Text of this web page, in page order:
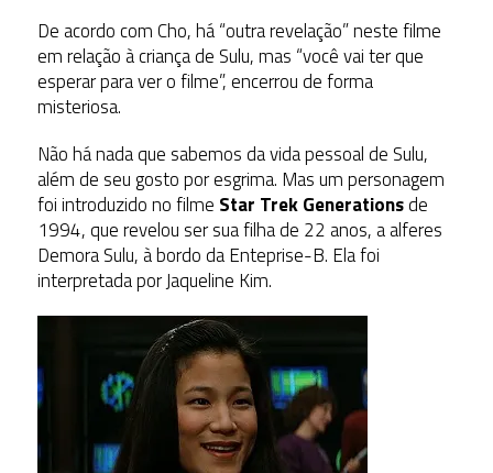
De acordo com Cho, há “outra revelação” neste filme
em relação à criança de Sulu, mas “você vai ter que
esperar para ver o filme”, encerrou de forma
misteriosa.
Não há nada que sabemos da vida pessoal de Sulu,
além de seu gosto por esgrima. Mas um personagem
foi introduzido no filme Star Trek Generationsde
1994, que revelou ser sua filha de 22 anos, a alferes
Demora Sulu, à bordo da Enteprise-B. Ela foi
interpretada por Jaqueline Kim.